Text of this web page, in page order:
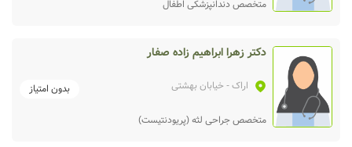
متخصص دندانپزشکی اطفال
دکتر زهرا ابراهیم زاده صفار
اراک- خیابان بهشتی بدون امتیاز
متخصص جراحی لثه (پریودنتیست)